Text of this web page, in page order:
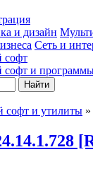
и дизайн
Сеть и
софт
софт и
Найти
софт и утилиты